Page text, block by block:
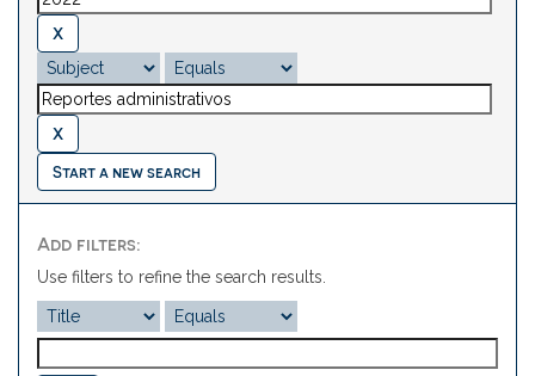
Start a new search
Add filters:
Use filters to refine the search results.